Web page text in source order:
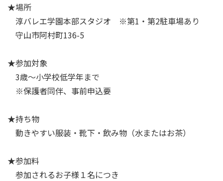
★場所
淳バレエ学園本部スタジオ ※第1・第2駐車場あり
守山市阿村町136-5
★参加対象
3歳～小学校低学年まで
※保護者同伴、事前申込要
★持ち物
動きやすい服装・靴下・飲み物（水またはお茶）
★参加料
参加されるお子様１名につき